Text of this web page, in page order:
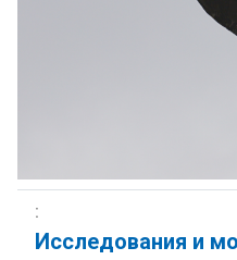
Исследования и